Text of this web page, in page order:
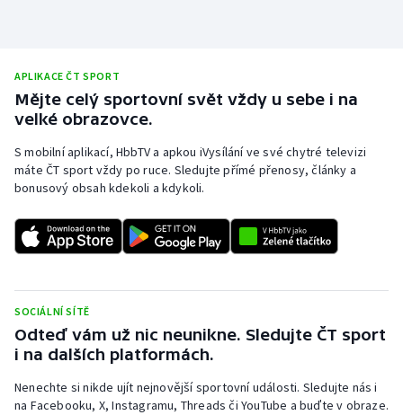
Sportovní střelba
Stolní tenis
Triatlon
Veslování
Volejbal
Ostatní
APLIKACE ČT SPORT
Mějte celý sportovní svět vždy u sebe i na
velké obrazovce.
S mobilní aplikací, HbbTV a apkou iVysílání ve své chytré televizi
máte ČT sport vždy po ruce. Sledujte přímé přenosy, články a
bonusový obsah kdekoli a kdykoli.
SOCIÁLNÍ SÍTĚ
Odteď vám už nic neunikne. Sledujte ČT sport
i na dalších platformách.
Nenechte si nikde ujít nejnovější sportovní události. Sledujte nás i
na Facebooku, X, Instagramu, Threads či YouTube a buďte v obraze.